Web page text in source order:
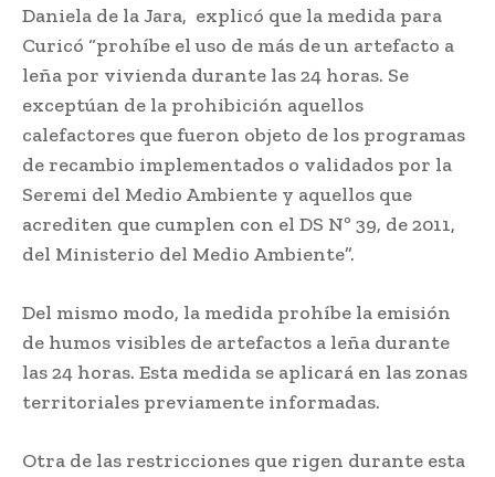
Daniela de la Jara, explicó que la medida para
Curicó “prohíbe el uso de más de un artefacto a
leña por vivienda durante las 24 horas. Se
exceptúan de la prohibición aquellos
calefactores que fueron objeto de los programas
de recambio implementados o validados por la
Seremi del Medio Ambiente y aquellos que
acrediten que cumplen con el DS Nº 39, de 2011,
del Ministerio del Medio Ambiente”.
Del mismo modo, la medida prohíbe la emisión
de humos visibles de artefactos a leña durante
las 24 horas. Esta medida se aplicará en las zonas
territoriales previamente informadas.
Otra de las restricciones que rigen durante esta